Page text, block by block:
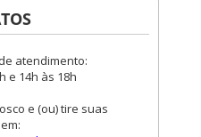
atendimento:
e 14h às 18h
e (ou) tire suas